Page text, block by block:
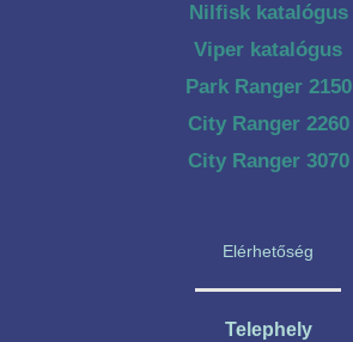
Nilfisk katalógus
Viper katalógus
Park Ranger 2150
City Ranger 2260
City Ranger 3070
Elérhetőség
Telephely